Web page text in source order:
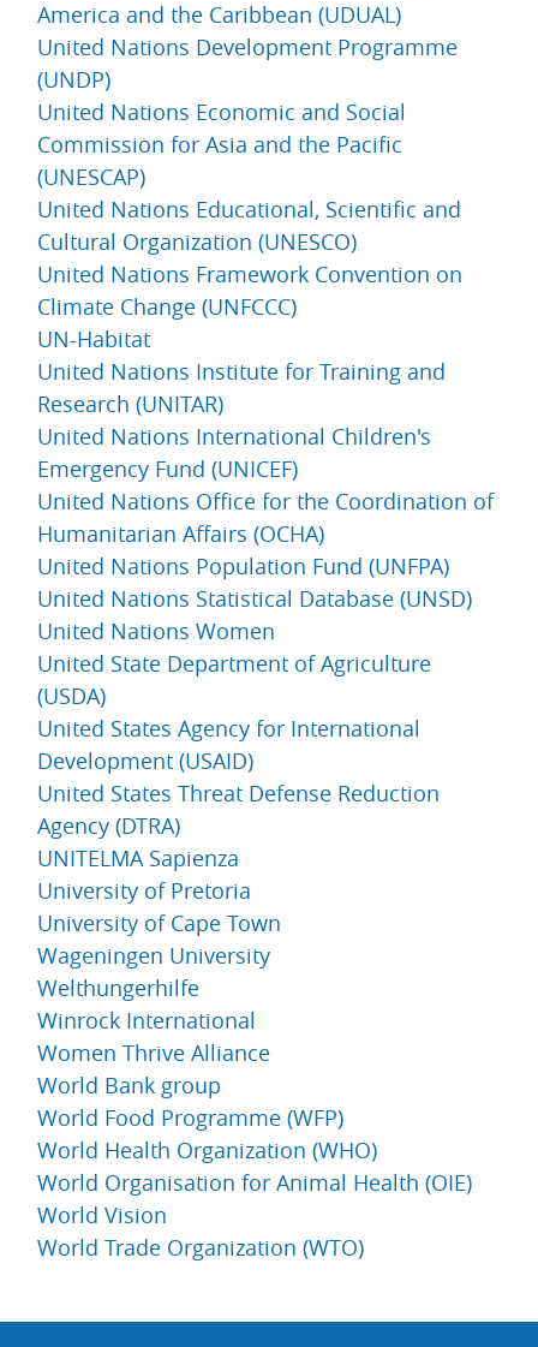
America and the Caribbean (UDUAL)
United Nations Development Programme
(UNDP)
United Nations Economic and Social
Commission for Asia and the Pacific
(UNESCAP)
United Nations Educational, Scientific and
Cultural Organization (UNESCO)
United Nations Framework Convention on
Climate Change (UNFCCC)
UN-Habitat
United Nations Institute for Training and
Research (UNITAR)
United Nations International Children's
Emergency Fund (UNICEF)
United Nations Office for the Coordination of
Humanitarian Affairs (OCHA)
United Nations Population Fund (UNFPA)
United Nations Statistical Database (UNSD)
United Nations Women
United State Department of Agriculture
(USDA)
United States Agency for International
Development (USAID)
United States Threat Defense Reduction
Agency (DTRA)
UNITELMA Sapienza
University of Pretoria
University of Cape Town
Wageningen University
Welthungerhilfe
Winrock International
Women Thrive Alliance
World Bank group
World Food Programme (WFP)
World Health Organization (WHO)
World Organisation for Animal Health (OIE)
World Vision
World Trade Organization (WTO)